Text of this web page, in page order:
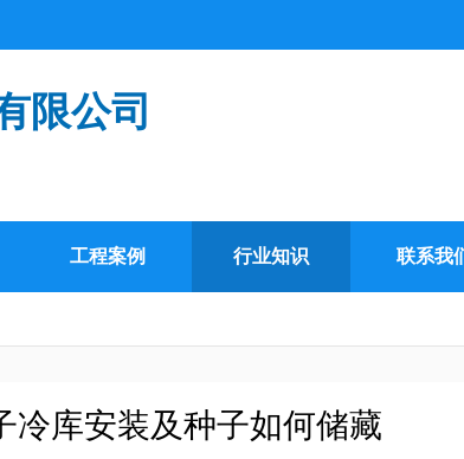
限公司
工程案例 行业知识 联系我
冷库安装及种子如何储藏